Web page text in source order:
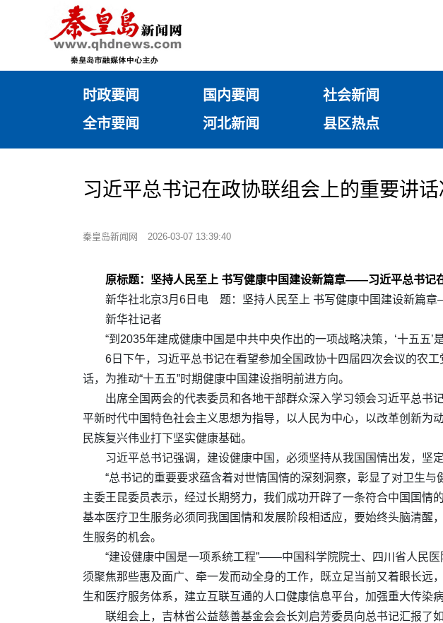
时政要闻 国内要闻 社会新闻
全市要闻
河北新闻 县区热点
习近平总书记在政协联组会上的重要讲
秦皇岛新闻网 2026-03-07 13:39:40
原标题：坚持人民至上 书写健康中国建设新篇章——习近平总书记
新华社北京3月6日电 题：坚持人民至上 书写健康中国建设新篇
新华社记者
“到2035年建成健康中国是中共中央作出的一项战略决策，‘十五五
6日下午，习近平总书记在看望参加全国政协十四届四次会议的农
话，为推动“十五五”时期健康中国建设指明前进方向。
出席全国两会的代表委员和各地干部群众深入学习领会习近平总
平新时代中国特色社会主义思想为指导，以人民为中心，以改革创新为
民族复兴伟业打下坚实健康基础。
习近平总书记强调，建设健康中国，必须坚持从我国国情出发，坚
“总书记的重要要求蕴含着对世情国情的深刻洞察，彰显了对卫生
主委王昆委员表示，经过长期努力，我们成功开辟了一条符合中国国
基本医疗卫生服务必须同我国国情和发展阶段相适应，要始终头脑清醒
生服务的机会。
“建设健康中国是一项系统工程”——中国科学院院士、四川省人民
须聚焦那些惠及面广、牵一发而动全身的工作，既立足当前又着眼长
生和医疗服务体系，建立互联互通的人口健康信息平台，加强重大传染
联组会上，吉林省公益慈善基金会会长刘启芳委员向总书记汇报了